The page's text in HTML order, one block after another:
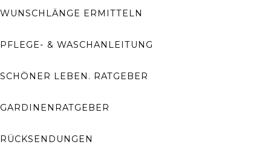
WUNSCHLÄNGE ERMITTELN
PFLEGE- & WASCHANLEITUNG
SCHÖNER LEBEN. RATGEBER
GARDINENRATGEBER
RÜCKSENDUNGEN